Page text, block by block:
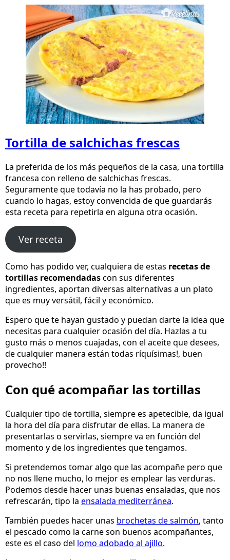
Tortilla de salchichas frescas
La preferida de los más pequeños de la casa, una tortilla
francesa con relleno de salchichas frescas.
Seguramente que todavía no la has probado, pero
cuando lo hagas, estoy convencida de que guardarás
esta receta para repetirla en alguna otra ocasión.
Ver receta
Como has podido ver, cualquiera de estas recetas de
tortillas recomendadascon sus diferentes
ingredientes, aportan diversas alternativas a un plato
que es muy versátil, fácil y económico.
Espero que te hayan gustado y puedan darte la idea que
necesitas para cualquier ocasión del día. Hazlas a tu
gusto más o menos cuajadas, con el aceite que desees,
de cualquier manera están todas ríquísimas!, buen
provecho!!
Con qué acompañar las tortillas
Cualquier tipo de tortilla, siempre es apetecible, da igual
la hora del día para disfrutar de ellas. La manera de
presentarlas o servirlas, siempre va en función del
momento y de los ingredientes que tengamos.
Si pretendemos tomar algo que las acompañe pero que
no nos llene mucho, lo mejor es emplear las verduras.
Podemos desde hacer unas buenas ensaladas, que nos
refrescarán, tipo la ensalada mediterránea.
También puedes hacer unas brochetas de salmón, tanto
el pescado como la carne son buenos acompañantes,
este es el caso del lomo adobado al ajillo.